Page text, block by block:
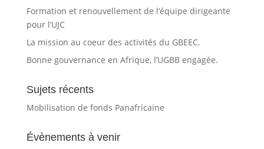
Formation et renouvellement de l’équipe dirigeante
pour l’UJC
La mission au coeur des activités du GBEEC.
Bonne gouvernance en Afrique, l’UGBB engagée.
Sujets récents
Mobilisation de fonds Panafricaine
Évènements à venir